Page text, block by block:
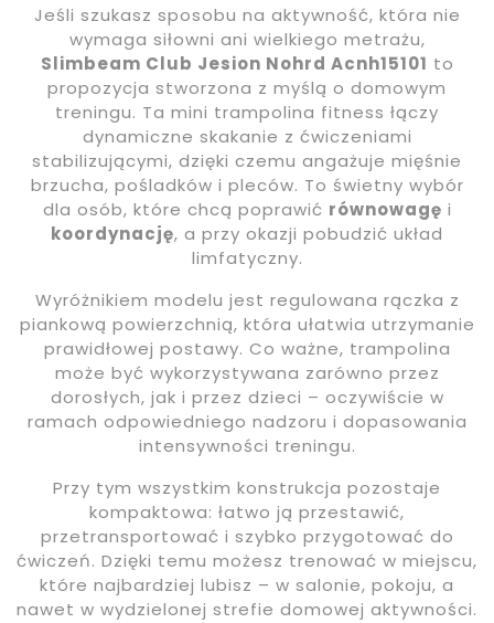
Jeśli szukasz sposobu na aktywność, która nie
wymaga siłowni ani wielkiego metrażu,
Slimbeam Club Jesion Nohrd Acnh15101 to
propozycja stworzona z myślą o domowym
treningu. Ta mini trampolina fitness łączy
dynamiczne skakanie z ćwiczeniami
stabilizującymi, dzięki czemu angażuje mięśnie
brzucha, pośladków i pleców. To świetny wybór
dla osób, które chcą poprawić równowagę i
koordynację, a przy okazji pobudzić układ
limfatyczny.
Wyróżnikiem modelu jest regulowana rączka z
piankową powierzchnią, która ułatwia utrzymanie
prawidłowej postawy. Co ważne, trampolina
może być wykorzystywana zarówno przez
dorosłych, jak i przez dzieci – oczywiście w
ramach odpowiedniego nadzoru i dopasowania
intensywności treningu.
Przy tym wszystkim konstrukcja pozostaje
kompaktowa: łatwo ją przestawić,
przetransportować i szybko przygotować do
ćwiczeń. Dzięki temu możesz trenować w miejscu,
które najbardziej lubisz – w salonie, pokoju, a
nawet w wydzielonej strefie domowej aktywności.